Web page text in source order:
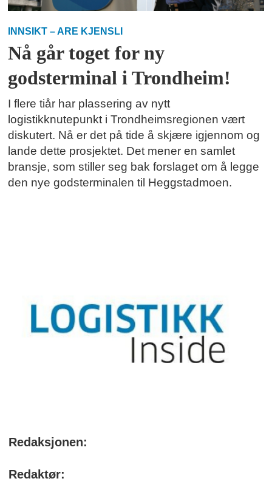
INNSIKT – ARE KJENSLI
Nå går toget for ny
godsterminal i Trondheim!
I flere tiår har plassering av nytt
logistikknutepunkt i Trondheimsregionen vært
diskutert. Nå er det på tide å skjære igjennom og
lande dette prosjektet. Det mener en samlet
bransje, som stiller seg bak forslaget om å legge
den nye godsterminalen til Heggstadmoen.
Redaksjonen:
Redaktør: